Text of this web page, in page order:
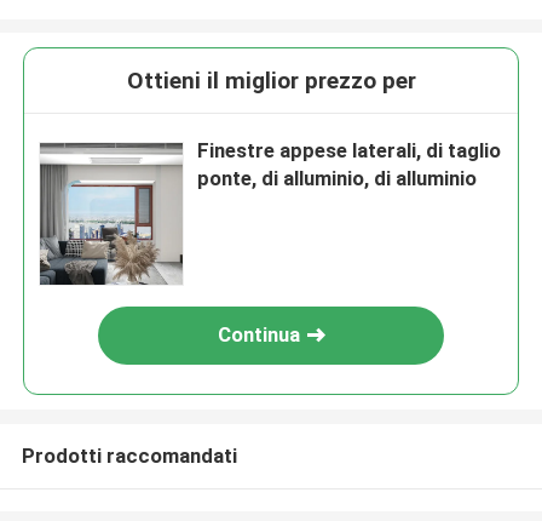
Ottieni il miglior prezzo per
Finestre appese laterali, di taglio
ponte, di alluminio, di alluminio
Continua
Prodotti raccomandati